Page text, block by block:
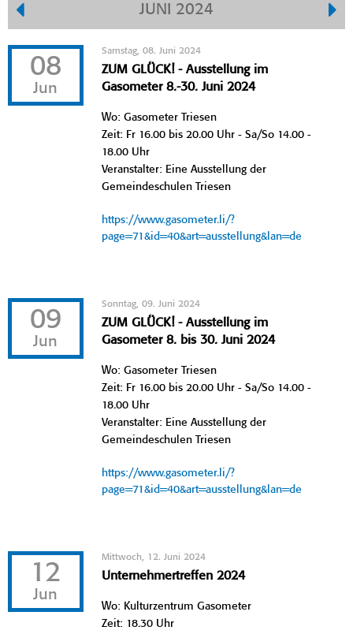
JUNI 2024
08
Jun
Samstag, 08. Juni 2024
ZUM GLÜCK! - Ausstellung im
Gasometer 8.-30. Juni 2024
Wo: Gasometer Triesen
Zeit: Fr 16.00 bis 20.00 Uhr - Sa/So 14.00 -
18.00 Uhr
Veranstalter: Eine Ausstellung der
Gemeindeschulen Triesen
https://www.gasometer.li/?
page=71&id=40&art=ausstellung&lan=de
09
Jun
Sonntag, 09. Juni 2024
ZUM GLÜCK! - Ausstellung im
Gasometer 8. bis 30. Juni 2024
Wo: Gasometer Triesen
Zeit: Fr 16.00 bis 20.00 Uhr - Sa/So 14.00 -
18.00 Uhr
Veranstalter: Eine Ausstellung der
Gemeindeschulen Triesen
https://www.gasometer.li/?
page=71&id=40&art=ausstellung&lan=de
12
Jun
Mittwoch, 12. Juni 2024
Unternehmertreffen 2024
Wo: Kulturzentrum Gasometer
Zeit: 18.30 Uhr